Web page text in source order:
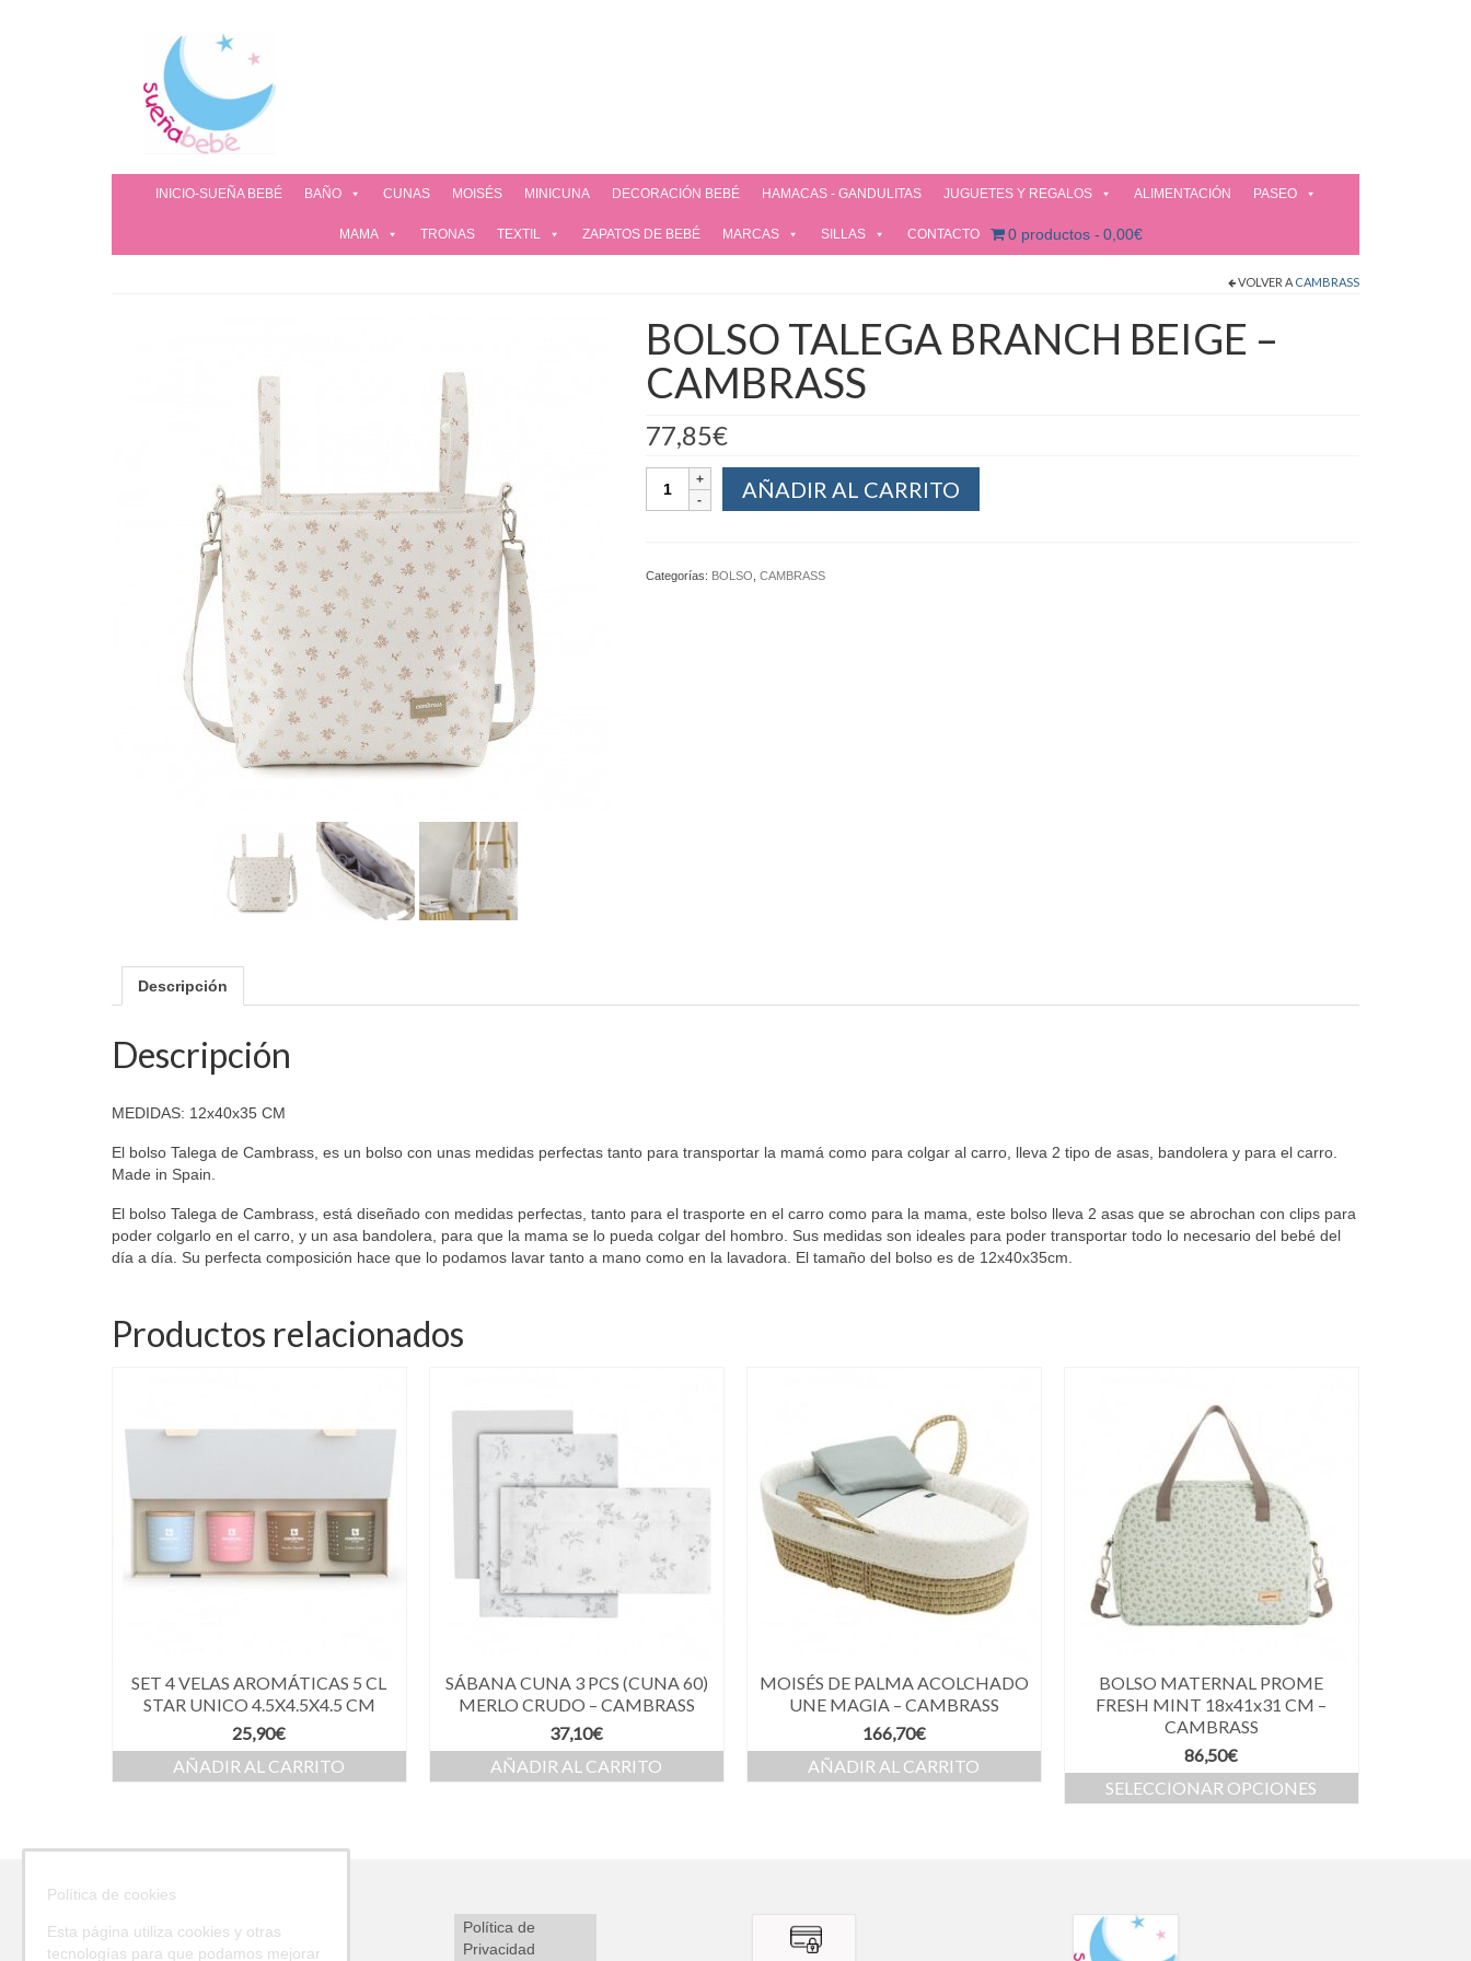
INICIO-SUEÑA BEBÉ BAÑO CUNAS MOISÉS MINICUNA DECORACIÓN BEBÉ HAMACAS - GANDULITAS JUGUETES Y REGALOS ALIMENTACIÓN PASEO
MAMA TRONAS TEXTIL ZAPATOS DE BEBÉ MARCAS SILLAS CONTACTO 0 productos 0,00€
VOLVER A CAMBRASS
BOLSO TALEGA BRANCH BEIGE –
CAMBRASS
77,85€
AÑADIR AL CARRITO
Categorías: BOLSO CAMBRASS
Descripción
Descripción
MEDIDAS: 12x40x35 CM
El bolso Talega de Cambrass, es un bolso con unas medidas perfectas tanto para transportar la mamá como para colgar al carro, lleva 2 tipo de asas, bandolera y para el carro.
Made in Spain.
El bolso Talega de Cambrass, está diseñado con medidas perfectas, tanto para el trasporte en el carro como para la mama, este bolso lleva 2 asas que se abrochan con clips para
poder colgarlo en el carro, y un asa bandolera, para que la mama se lo pueda colgar del hombro. Sus medidas son ideales para poder transportar todo lo necesario del bebé del
día a día. Su perfecta composición hace que lo podamos lavar tanto a mano como en la lavadora. El tamaño del bolso es de 12x40x35cm.
Productos relacionados
SET 4 VELAS AROMÁTICAS 5 CL
STAR UNICO 4.5X4.5X4.5 CM
25,90€
AÑADIR AL CARRITO
SÁBANA CUNA 3 PCS (CUNA 60)
MERLO CRUDO – CAMBRASS
37,10€
AÑADIR AL CARRITO
MOISÉS DE PALMA ACOLCHADO
UNE MAGIA – CAMBRASS
166,70€
AÑADIR AL CARRITO
BOLSO MATERNAL PROME
FRESH MINT 18x41x31 CM –
CAMBRASS
86,50€
SELECCIONAR OPCIONES
Política de
Privacidad
Política de cookies
Esta página utiliza cookies y otras
tecnologías para que podamos mejorar